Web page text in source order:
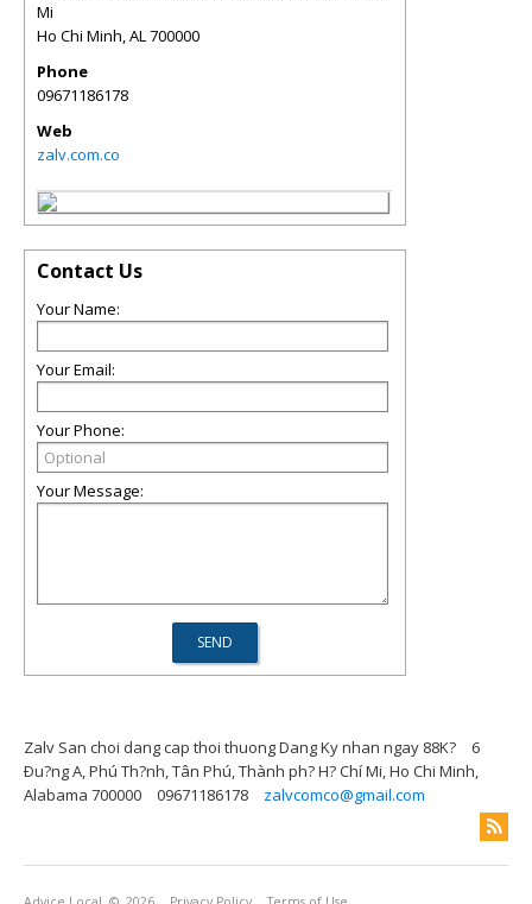
Mi
Ho Chi Minh,AL700000
Phone
09671186178
Web
zalv.com.co
Contact Us
Your Name:
Your Email:
Your Phone:
Your Message:
Zalv San choi dang cap thoi thuong Dang Ky nhan ngay 88K?
6
Ðu?ng A, Phú Th?nh, Tân Phú, Thành ph? H? Chí Mi, Ho Chi Minh,
Alabama 700000
09671186178 zalvcomco@gmail.com